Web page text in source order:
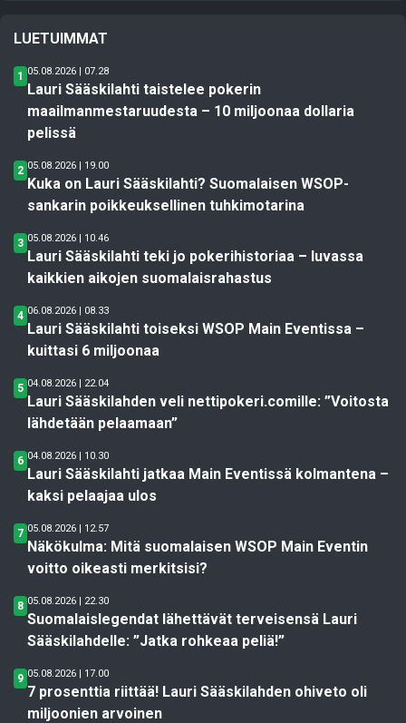
LUETUIMMAT
1 05.08.2026 | 07.28
Lauri Sääskilahti taistelee pokerin
maailmanmestaruudesta – 10 miljoonaa dollaria
pelissä
2 05.08.2026 | 19.00
Kuka on Lauri Sääskilahti? Suomalaisen WSOP-
sankarin poikkeuksellinen tuhkimotarina
3 05.08.2026 | 10.46
Lauri Sääskilahti teki jo pokerihistoriaa – luvassa
kaikkien aikojen suomalaisrahastus
4 06.08.2026 | 08.33
Lauri Sääskilahti toiseksi WSOP Main Eventissa –
kuittasi 6 miljoonaa
5 04.08.2026 | 22.04
Lauri Sääskilahden veli nettipokeri.comille: ”Voitosta
lähdetään pelaamaan”
6 04.08.2026 | 10.30
Lauri Sääskilahti jatkaa Main Eventissä kolmantena –
kaksi pelaajaa ulos
7 05.08.2026 | 12.57
Näkökulma: Mitä suomalaisen WSOP Main Eventin
voitto oikeasti merkitsisi?
8 05.08.2026 | 22.30
Suomalaislegendat lähettävät terveisensä Lauri
Sääskilahdelle: ”Jatka rohkeaa peliä!”
9 05.08.2026 | 17.00
7 prosenttia riittää! Lauri Sääskilahden ohiveto oli
miljoonien arvoinen